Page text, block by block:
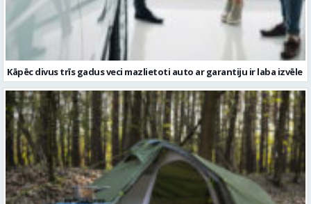
Kāpēc divus trīs gadus veci mazlietoti auto ar garantiju ir laba izvēle